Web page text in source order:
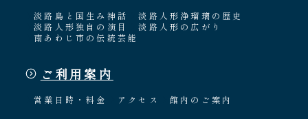
淡路島と国生み神話
淡路人形浄瑠璃の歴史
淡路人形独自の演目
淡路人形の広がり
南あわじ市の伝統芸能
ご利用案内
営業日時・料金 アクセス 館内のご案内